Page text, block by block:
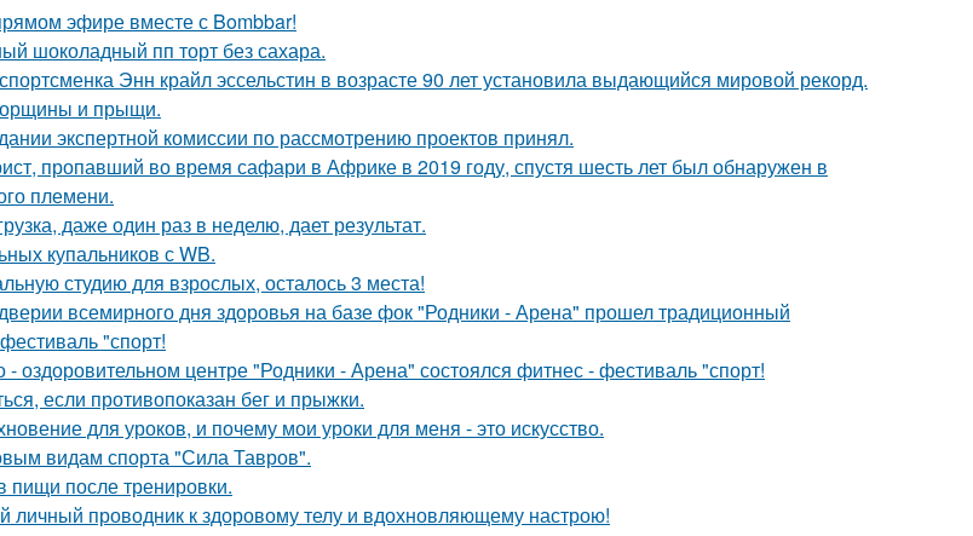
эфире вместе с Bombbar!
шоколадный пп торт без сахара.
Энн крайл эссельстин в возрасте 90 лет установила выдающийся мировой рекорд.
и прыщи.
экспертной комиссии по рассмотрению проектов принял.
пропавший во время сафари в Африке в 2019 году, спустя шесть лет был обнаружен в
племени.
даже один раз в неделю, дает результат.
купальников с WB.
студию для взрослых, осталось 3 места!
всемирного дня здоровья на базе фок "Родники - Арена" прошел традиционный
"спорт!
- оздоровительном центре "Родники - Арена" состоялся фитнес - фестиваль "спорт!
если противопоказан бег и прыжки.
для уроков, и почему мои уроки для меня - это искусство.
видам спорта "Сила Тавров".
пищи после тренировки.
личный проводник к здоровому телу и вдохновляющему настрою!